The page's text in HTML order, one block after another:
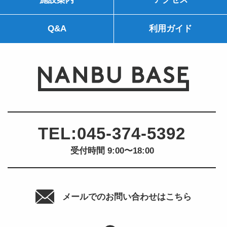
Q&A 利用ガイド
TEL:045-374-5392
受付時間 9:00〜18:00
メールでのお問い合わせはこちら